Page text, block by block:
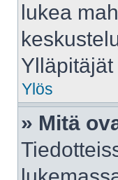
lukea
Ylös
» Mitä